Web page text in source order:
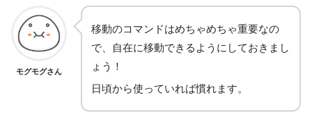
モグモグさん
移動のコマンドはめちゃめちゃ重要なの
で、自在に移動できるようにしておきまし
ょう！
日頃から使っていれば慣れます。